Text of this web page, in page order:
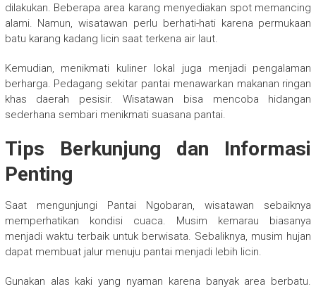
dilakukan. Beberapa area karang menyediakan spot memancing
alami. Namun, wisatawan perlu berhati-hati karena permukaan
batu karang kadang licin saat terkena air laut.
Kemudian, menikmati kuliner lokal juga menjadi pengalaman
berharga. Pedagang sekitar pantai menawarkan makanan ringan
khas daerah pesisir. Wisatawan bisa mencoba hidangan
sederhana sembari menikmati suasana pantai.
Tips Berkunjung dan Informasi
Penting
Saat mengunjungi Pantai Ngobaran, wisatawan sebaiknya
memperhatikan kondisi cuaca. Musim kemarau biasanya
menjadi waktu terbaik untuk berwisata. Sebaliknya, musim hujan
dapat membuat jalur menuju pantai menjadi lebih licin.
Gunakan alas kaki yang nyaman karena banyak area berbatu.